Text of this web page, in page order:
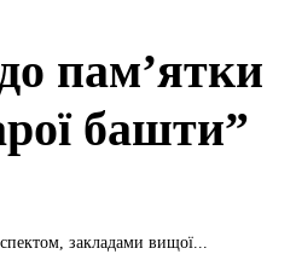
пам’ятки
башти”
закладами вищої...